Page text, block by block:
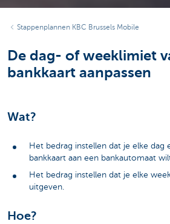
Stappenplannen KBC Brussels Mobile
De dag- of weeklimiet
bankkaart aanpassen
Wat?
Het bedrag instellen dat je elke dag
bankkaart aan een bankautomaat
Het bedrag instellen dat je elke
uitgeven.
Hoe?